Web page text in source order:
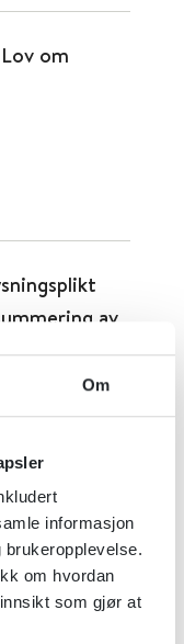
Om
informasjon
om hvordan
som gjør at
om
av
om
- bruk av,